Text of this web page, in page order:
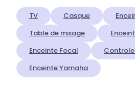
TV Casque
Table de mixage
Enceinte Focal
Enceinte Yamaha